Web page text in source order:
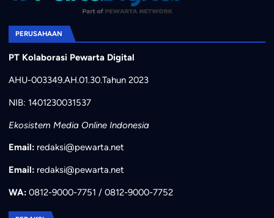
PERUSAHAAN
PT Kolaborasi Pewarta Digital
AHU-003349.AH.01.30.Tahun 2023
NIB: 1401230031537
Ekosistem Media Online Indonesia
Email: redaksi@pewarta.net
Email: redaksi@pewarta.net
WA:0812-9000-7751 / 0812-9000-7752